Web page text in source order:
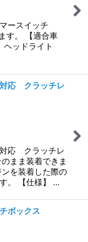
ースイッチ
す。 【適合車
ヘッドライト
対応 クラッチレ
対応 クラッチレ
まま装着できま
を装着した際の
。 【仕様】 …
ボックス